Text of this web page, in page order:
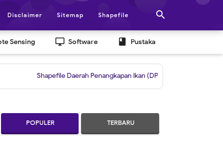

Disclaimer Sitemap Shapefile
Sensing desktop_windows Software book Pustaka
Shapefile Daerah Penangkapan Ikan (DPI) | Grid untuk Layout
POPULER TERBARU